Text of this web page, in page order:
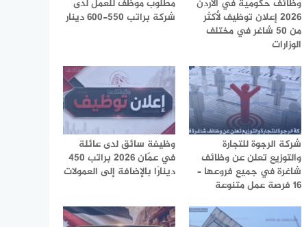
وظائف حكومية في الأردن
2026 إعلان توظيف لأكثر
من 50 شاغر في مختلف
الوزارات
مطلوب موظف للعمل لدى
شركة براتب 550-600 دينار
شركة الرجوة للتجارة
والتوزيع تعلن عن وظائف
شاغرة في جميع فروعها –
16 فرصة عمل متنوعة
وظيفة سائق لدى عائلة
في عمّان 2026 براتب 450
دينارًا بالإضافة إلى العمولات